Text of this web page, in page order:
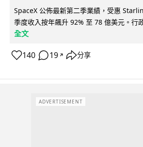
SpaceX 公佈最新第二季業績，受惠
季度收入按年飆升 92% 至 78 億美元。行
全文
140 19 ↗ 分享
ADVERTISEMENT